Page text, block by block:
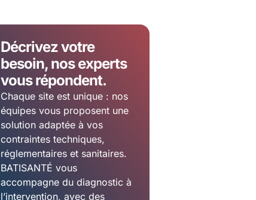
Décrivez votre
besoin, nos experts
vous répondent.
Chaque site est unique : nos
équipes vous proposent une
solution adaptée à vos
contraintes techniques,
réglementaires et sanitaires.
BATISANTÉ vous
accompagne du diagnostic à
l’intervention, avec des